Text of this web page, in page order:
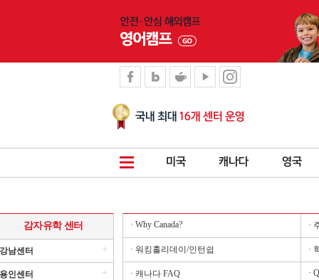
감자유학 센터
남센터 +
인센터 +
· Why Canada? ·
· 워킹홀리데이/인턴쉽 ·
· 캐나다 FAQ ·